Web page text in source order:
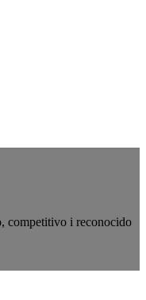
competitivo i reconocido